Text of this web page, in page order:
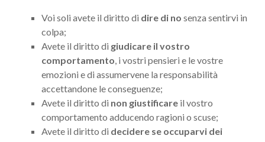
Voi soli avete il diritto di dire di no senza sentirvi in
colpa;
Avete il diritto di giudicare il vostro
comportamento, i vostri pensieri e le vostre
emozioni e di assumervene la responsabilità
accettandone le conseguenze;
Avete il diritto di non giustificare il vostro
comportamento adducendo ragioni o scuse;
Avete il diritto di decidere se occuparvi dei